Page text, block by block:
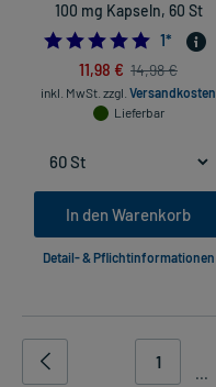
100 mg Kapseln, 60 St
5.0
1*
11,98 € 14,98 €
inkl. MwSt. zzgl. Versandkosten
Lieferbar
In den Warenkorb
Detail- & Pflichtinformationen
1
...